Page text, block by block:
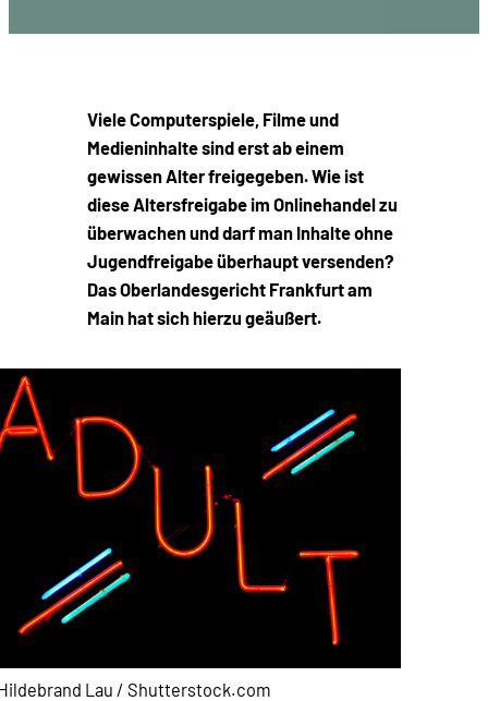
Viele Computerspiele, Filme und
Medieninhalte sind erst ab einem
gewissen Alter freigegeben. Wie ist
diese Altersfreigabe im Onlinehandel zu
überwachen und darf man Inhalte ohne
Jugendfreigabe überhaupt versenden?
Das Oberlandesgericht Frankfurt am
Main hat sich hierzu geäußert.
Lau / Shutterstock.com